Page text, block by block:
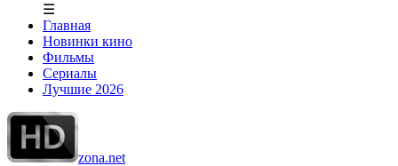
☰
Главная
Новинки кино
Фильмы
Сериалы
Лучшие 2026
zona.net